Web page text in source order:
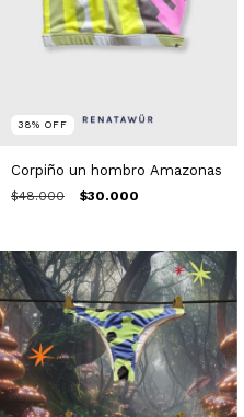
38% OFF
Corpiño un hombro Amazonas
$48.000 $30.000